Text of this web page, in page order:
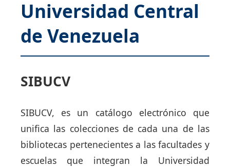
Universidad Central
de Venezuela
SIBUCV
SIBUCV, es un catálogo electrónico que
unifica las colecciones de cada una de las
bibliotecas pertenecientes a las facultades y
escuelas que integran la Universidad